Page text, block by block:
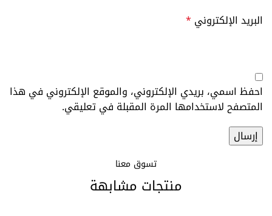
البريد الإلكتروني *
احفظ اسمي، بريدي الإلكتروني، والموقع الإلكتروني في هذا
المتصفح لاستخدامها المرة المقبلة في تعليقي.
تسوق معنا
منتجات مشابهة